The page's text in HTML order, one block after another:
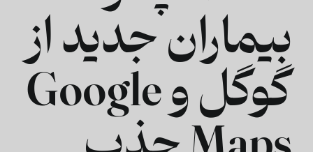
بیماران جدید از
گوگل و Google